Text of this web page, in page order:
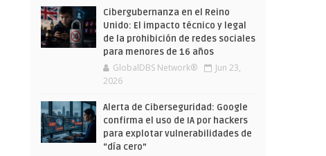
Cibergubernanza en el Reino
Unido: El impacto técnico y legal
de la prohibición de redes sociales
para menores de 16 años
GlobalDBS Network®
Jun 23,
2026
Alerta de Ciberseguridad: Google
confirma el uso de IA por hackers
para explotar vulnerabilidades de
“día cero”